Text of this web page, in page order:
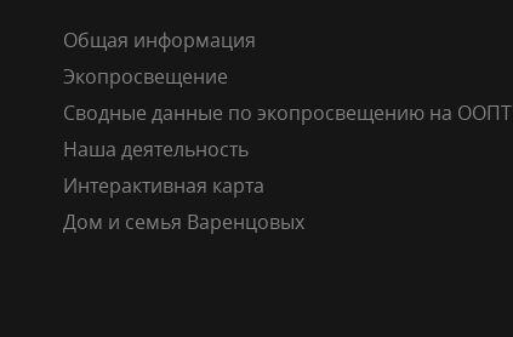
Общая информация
Экопросвещение
Сводные данные по экопросвещению на ООПТ
Наша деятельность
Интерактивная карта
Дом и семья Варенцовых